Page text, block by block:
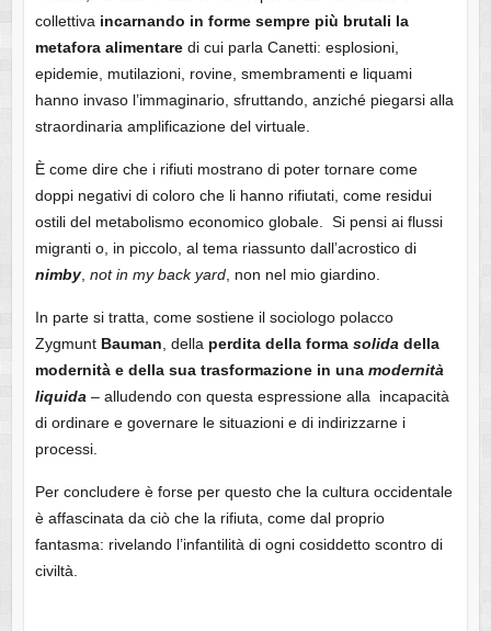
collettiva incarnando in forme sempre più brutali la
metafora alimentaredi cui parla Canetti: esplosioni,
epidemie, mutilazioni, rovine, smembramenti e liquami
hanno invaso l’immaginario, sfruttando, anziché piegarsi alla
straordinaria amplificazione del virtuale.
È come dire che i rifiuti mostrano di poter tornare come
doppi negativi di coloro che li hanno rifiutati, come residui
ostili del metabolismo economico globale. Si pensi ai flussi
migranti o, in piccolo, al tema riassunto dall’acrostico di
nimby, not in my back yard, non nel mio giardino.
In parte si tratta, come sostiene il sociologo polacco
Zygmunt Bauman, della perdita della forma solidadella
modernità e della sua trasformazione in una modernità
liquida– alludendo con questa espressione alla incapacità
di ordinare e governare le situazioni e di indirizzarne i
processi.
Per concludere è forse per questo che la cultura occidentale
è affascinata da ciò che la rifiuta, come dal proprio
fantasma: rivelando l’infantilità di ogni cosiddetto scontro di
civiltà.